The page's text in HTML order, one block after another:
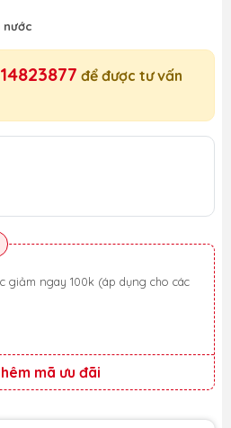
nước
để được tư vấn
mã ưu đãi